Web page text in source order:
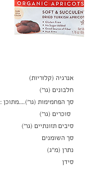
אנרגיה (קלוריות)
חלבונים (גר׳)
סך הפחמימות (גר')....מתוכן :
סוכרים (גר׳)
סיבים תזונתיים (גר׳)
סך השומנים
נתרן (מ"ג)
סידן